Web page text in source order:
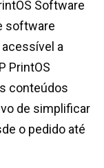
Software
software
a
PrintOS
conteúdos
de simplificar
o pedido até